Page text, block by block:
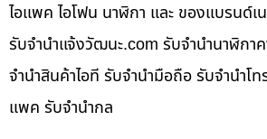
ไอแพค ไอโฟน นาฬิกา และ ของแบรนด์เ
รับจํานําแจ้งวัฒนะ.com รับจำนำนาฬิกา
จำนำสินค้าไอที รับจำนำมือถือ รับจำนำโ
แพค รับจำนำกล